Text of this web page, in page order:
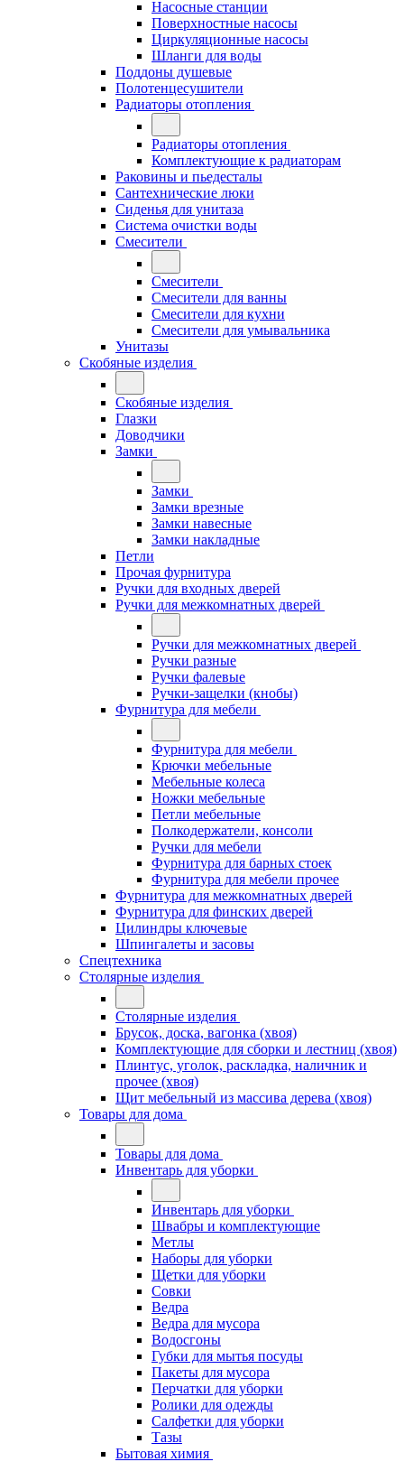
Насосные станции
Поверхностные насосы
Циркуляционные насосы
Шланги для воды
Поддоны душевые
Полотенцесушители
Радиаторы отопления
Радиаторы отопления
Комплектующие к радиаторам
Раковины и пьедесталы
Сантехнические люки
Сиденья для унитаза
Система очистки воды
Смесители
Смесители
Смесители для ванны
Смесители для кухни
Смесители для умывальника
Унитазы
Скобяные изделия
Скобяные изделия
Глазки
Доводчики
Замки
Замки
Замки врезные
Замки навесные
Замки накладные
Петли
Прочая фурнитура
Ручки для входных дверей
Ручки для межкомнатных дверей
Ручки для межкомнатных дверей
Ручки разные
Ручки фалевые
Ручки-защелки (кнобы)
Фурнитура для мебели
Фурнитура для мебели
Крючки мебельные
Мебельные колеса
Ножки мебельные
Петли мебельные
Полкодержатели, консоли
Ручки для мебели
Фурнитура для барных стоек
Фурнитура для мебели прочее
Фурнитура для межкомнатных дверей
Фурнитура для финских дверей
Цилиндры ключевые
Шпингалеты и засовы
Спецтехника
Столярные изделия
Столярные изделия
Брусок, доска, вагонка (хвоя)
Комплектующие для сборки и лестниц (хвоя)
Плинтус, уголок, раскладка, наличник и
прочее (хвоя)
Щит мебельный из массива дерева (хвоя)
Товары для дома
Товары для дома
Инвентарь для уборки
Инвентарь для уборки
Швабры и комплектующие
Метлы
Наборы для уборки
Щетки для уборки
Совки
Ведра
Ведра для мусора
Водосгоны
Губки для мытья посуды
Пакеты для мусора
Перчатки для уборки
Ролики для одежды
Салфетки для уборки
Тазы
Бытовая химия